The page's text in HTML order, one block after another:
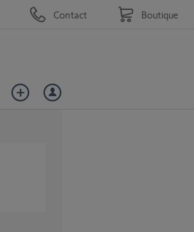
Contact Boutique